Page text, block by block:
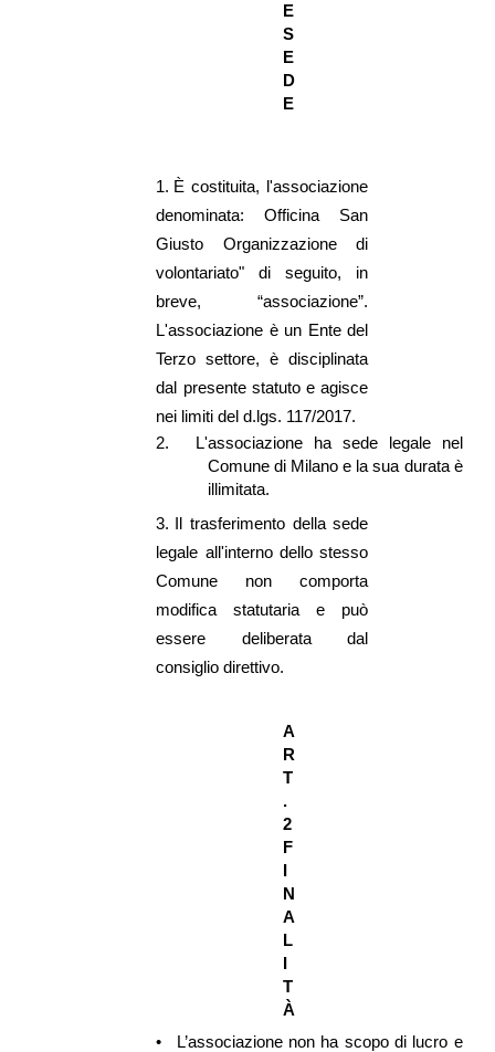
E
S
E
D
E
1. È costituita, l'associazione
denominata: Officina San
Giusto Organizzazione di
volontariato" di seguito, in
breve, “associazione”.
L'associazione è un Ente del
Terzo settore, è disciplinata
dal presente statuto e agisce
nei limiti del d.lgs. 117/2017.
2.
L'associazione ha sede legale nel
Comune di Milano e la sua durata è
illimitata.
3. Il trasferimento della sede
legale all'interno dello stesso
Comune non comporta
modifica statutaria e può
essere deliberata dal
consiglio direttivo.
A
R
T
.
2
F
I
N
A
L
I
T
À
•
L’associazione non ha scopo di lucro e